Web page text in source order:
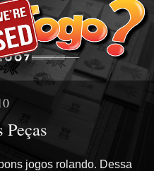
jogos rolando. Dessa